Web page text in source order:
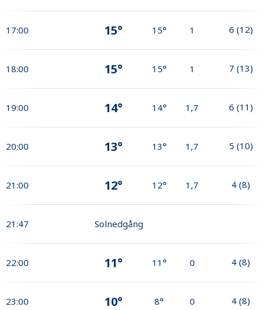
17:00 15° 15° 1 6 (12)
18:00 15° 15° 1 7 (13)
19:00 14° 14° 1,7 6 (11)
20:00 13° 13° 1,7 5 (10)
21:00 12° 12° 1,7 4 (8)
21:47 Solnedgång
22:00 11° 11° 0 4 (8)
23:00 10° 8° 0 4 (8)